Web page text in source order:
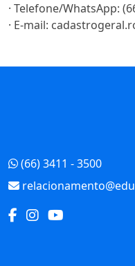
· Telefone/WhatsApp:
· E-mail:
(66) 3411 - 3500